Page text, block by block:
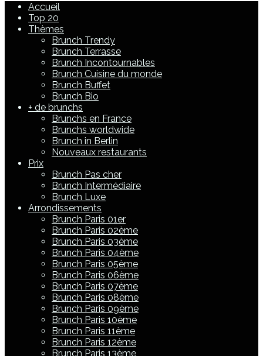
Accueil
Top 20
Thèmes
Brunch Trendy
Brunch Terrasse
Brunch Incontournables
Brunch Cuisine du monde
Brunch Buffet
Brunch Bio
+ de brunchs
Brunchs en France
Brunchs worldwide
Brunch in Berlin
Nouveaux restaurants
Prix
Brunch Pas cher
Brunch Intermédiaire
Brunch Luxe
Arrondissements
Brunch Paris 01er
Brunch Paris 02ème
Brunch Paris 03ème
Brunch Paris 04ème
Brunch Paris 05ème
Brunch Paris 06ème
Brunch Paris 07ème
Brunch Paris 08ème
Brunch Paris 09ème
Brunch Paris 10ème
Brunch Paris 11ème
Brunch Paris 12ème
Brunch Paris 13ème